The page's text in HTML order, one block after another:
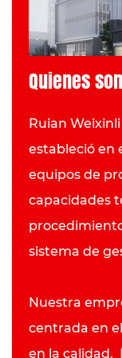
Quienes
Ruian
estableció en
equipos de
capacidades
sistema de
Nuestra
centrada en
en la calidad.